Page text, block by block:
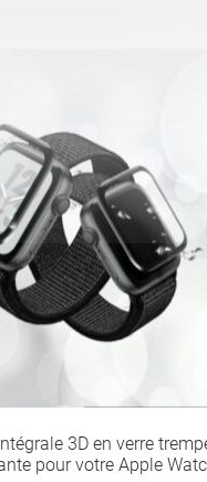
3D en verre
pour votre Apple